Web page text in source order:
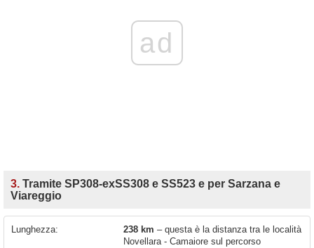
ad
3. Tramite SP308-exSS308 e SS523 e per Sarzana e
Viareggio
Lunghezza: 238 km – questa è la distanza tra le località
Novellara - Camaiore sul percorso